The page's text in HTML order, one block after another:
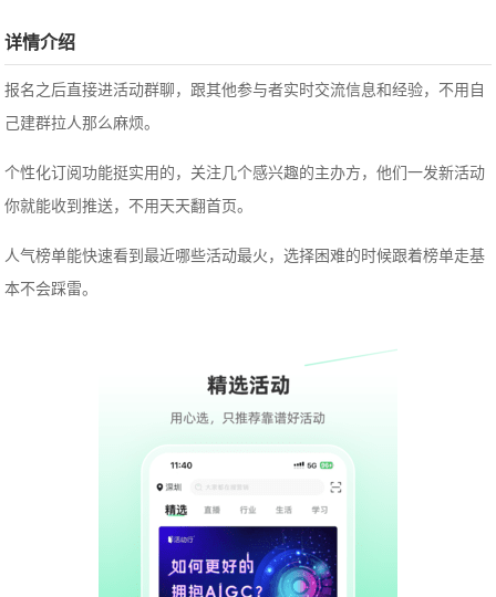
详情介绍
报名之后直接进活动群聊，跟其他参与者实时交流信息和经验，不用自
己建群拉人那么麻烦。
个性化订阅功能挺实用的，关注几个感兴趣的主办方，他们一发新活动
你就能收到推送，不用天天翻首页。
人气榜单能快速看到最近哪些活动最火，选择困难的时候跟着榜单走基
本不会踩雷。